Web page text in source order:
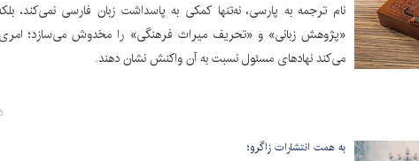
نام ترجمه به پارسی، نه‌تنها کمکی به پاسداشت زبان فارسی نمی‌کند،
«پژوهش زبانی» و «تحریف میراث فرهنگی» را مخدوش می‌سازد؛
می‌کند نهادهای مسئول نسبت به آن واکنش نشان دهند.
به همت انتشارات زاگرو؛